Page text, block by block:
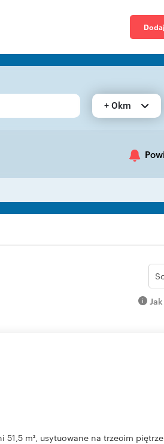
+ 0km
m², usytuowane na trzecim